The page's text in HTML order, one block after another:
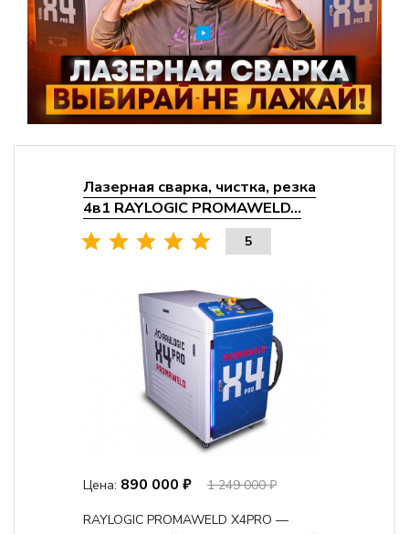
Лазерная сварка, чистка, резка
4в1 RAYLOGIC PROMAWELD...
5
Цена: 890 000 ₽
1 249 000 ₽
RAYLOGIC PROMAWELD X4PRO —